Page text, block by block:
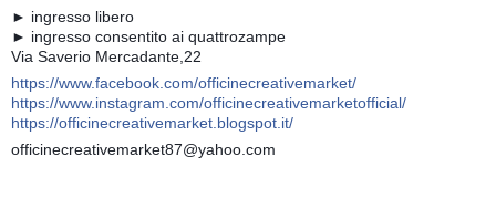
► ingresso libero
► ingresso consentito ai quattrozampe
Via Saverio Mercadante,22
https://www.facebook.com/officinecreativemarket/
https://www.instagram.com/officinecreativemarketofficial/
https://officinecreativemarket.blogspot.it/
officinecreativemarket87@yahoo.com